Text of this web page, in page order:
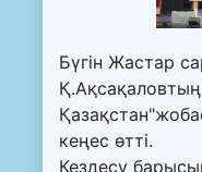
Бүгін Жастар
кеңес өтті.
Кездесу